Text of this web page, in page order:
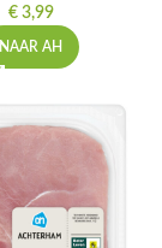
€3,99
NAAR AH